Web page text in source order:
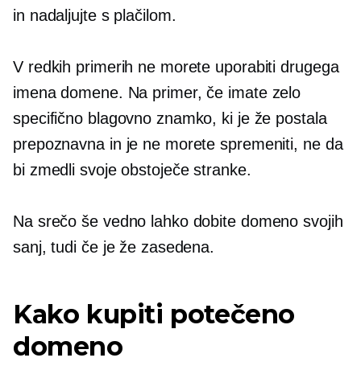
in nadaljujte s plačilom.
V redkih primerih ne morete uporabiti drugega
imena domene. Na primer, če imate zelo
specifično blagovno znamko, ki je že postala
prepoznavna in je ne morete spremeniti, ne da
bi zmedli svoje obstoječe stranke.
Na srečo še vedno lahko dobite domeno svojih
sanj, tudi če je že zasedena.
Kako kupiti potečeno
domeno